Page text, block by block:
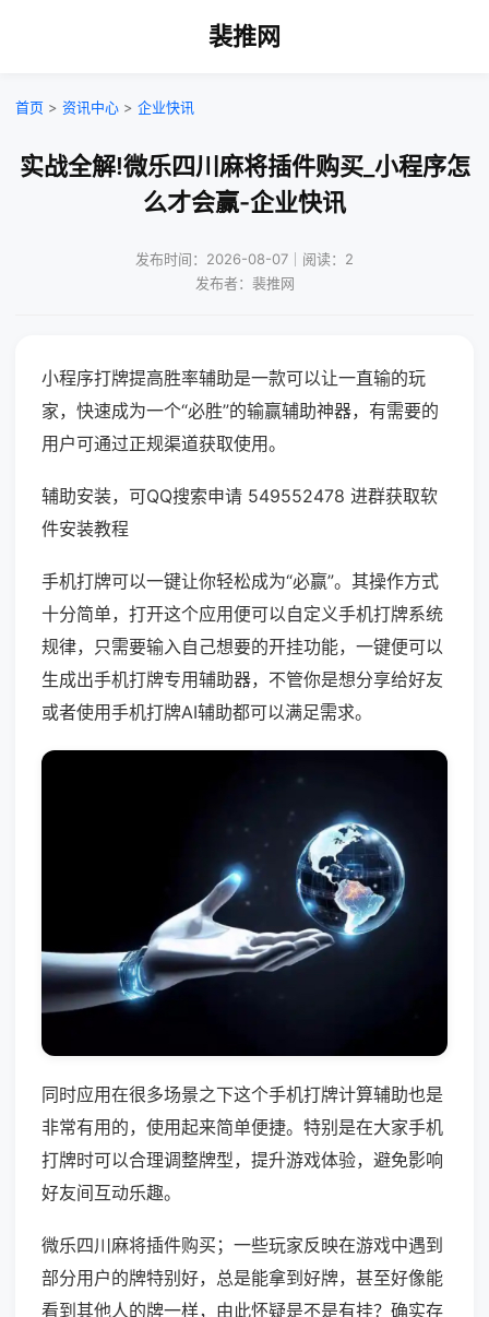
裴推网
首页 > 资讯中心 > 企业快讯
实战全解!微乐四川麻将插件购买_小程序怎
么才会赢-企业快讯
发布时间：2026-08-07｜阅读：2
发布者：裴推网
小程序打牌提高胜率辅助是一款可以让一直输的玩
家，快速成为一个“必胜”的输赢辅助神器，有需要的
用户可通过正规渠道获取使用。
辅助安装，可QQ搜索申请 549552478 进群获取软
件安装教程
手机打牌可以一键让你轻松成为“必赢”。其操作方式
十分简单，打开这个应用便可以自定义手机打牌系统
规律，只需要输入自己想要的开挂功能，一键便可以
生成出手机打牌专用辅助器，不管你是想分享给好友
或者使用手机打牌AI辅助都可以满足需求。
同时应用在很多场景之下这个手机打牌计算辅助也是
非常有用的，使用起来简单便捷。特别是在大家手机
打牌时可以合理调整牌型，提升游戏体验，避免影响
好友间互动乐趣。
微乐四川麻将插件购买；一些玩家反映在游戏中遇到
部分用户的牌特别好，总是能拿到好牌，甚至好像能
看到其他人的牌一样，由此怀疑是不是有挂？确实存